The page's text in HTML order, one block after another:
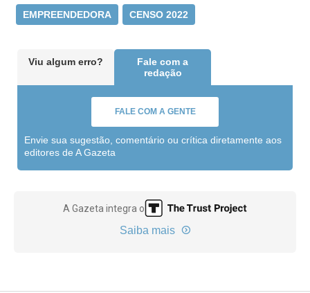
EMPREENDEDORA CENSO 2022
Viu algum erro?
Fale com a
redação
FALE COM A GENTE
Envie sua sugestão, comentário ou crítica diretamente aos
editores de A Gazeta
A Gazeta integra o
Saiba mais